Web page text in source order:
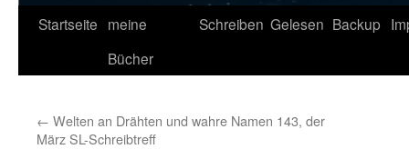
Startseite meine
Bücher
Schreiben Gelesen Backup
← Welten an Drähten und wahre Namen 143, der
März SL-Schreibtreff